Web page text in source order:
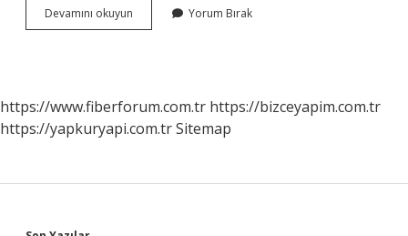
Devamını okuyun
Boy
Yorum Bırak
https://www.fiberforum.com.tr https://bizceyapim.com.tr
https://yapkuryapi.com.trSitemap